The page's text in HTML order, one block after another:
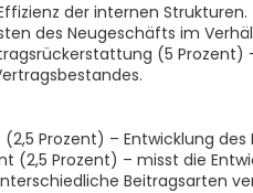
der internen Strukturen.
des Neugeschäfts im
(5 Prozent)
Prozent) – Entwicklung des
(2,5 Prozent) – misst die
Beitragsarten